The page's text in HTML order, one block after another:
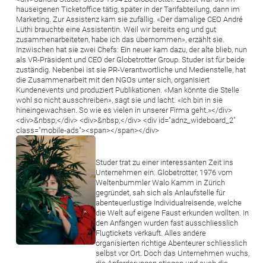
hauseigenen Ticketoffice tätig, später in der Tarifabteilung, dann im
Marketing. Zur Assistenz kam sie zufällig. «Der damalige CEO André
Lüthi brauchte eine Assistentin. Weil wir bereits eng und gut
zusammenarbeiteten, habe ich das übernommen», erzählt sie.
Inzwischen hat sie zwei Chefs: Ein neuer kam dazu, der alte blieb, nun
als VR-Präsident und CEO der Globetrotter Group. Studer ist für beide
zuständig. Nebenbei ist sie PR-Verantwortliche und Medienstelle, hat
die Zusammenarbeit mit den NGOs unter sich, organisiert
Kundenevents und produziert Publikationen. «Man könnte die Stelle
wohl so nicht ausschreiben», sagt sie und lacht. «Ich bin in sie
hineingewachsen. So wie es vielen in unserer Firma geht.»</div>
<div>&nbsp;</div> <div>&nbsp;</div> <div id="adnz_wideboard_2"
class="mobile-ads"><span></span></div>
Bild
Studer trat zu einer interessanten Zeit ins
Unternehmen ein. Globetrotter, 1976 vom
Weltenbummler Walo Kamm in Zürich
gegründet, sah sich als Anlaufstelle für
abenteuerlustige Individualreisende, welche
die Welt auf eigene Faust erkunden wollten. In
den Anfängen wurden fast ausschliesslich
Flugtickets verkauft. Alles andere
organisierten richtige Abenteurer schliesslich
selbst vor Ort. Doch das Unternehmen wuchs,